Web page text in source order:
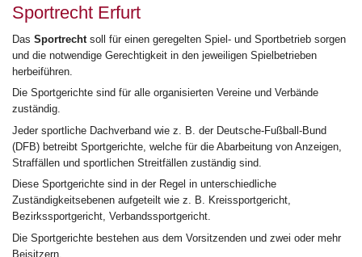
Sportrecht Erfurt
Das Sportrecht soll für einen geregelten Spiel- und Sportbetrieb sorgen
und die notwendige Gerechtigkeit in den jeweiligen Spielbetrieben
herbeiführen.
Die Sportgerichte sind für alle organisierten Vereine und Verbände
zuständig.
Jeder sportliche Dachverband wie z. B. der Deutsche-Fußball-Bund
(DFB) betreibt Sportgerichte, welche für die Abarbeitung von Anzeigen,
Straffällen und sportlichen Streitfällen zuständig sind.
Diese Sportgerichte sind in der Regel in unterschiedliche
Zuständigkeitsebenen aufgeteilt wie z. B. Kreissportgericht,
Bezirkssportgericht, Verbandssportgericht.
Die Sportgerichte bestehen aus dem Vorsitzenden und zwei oder mehr
Beisitzern.